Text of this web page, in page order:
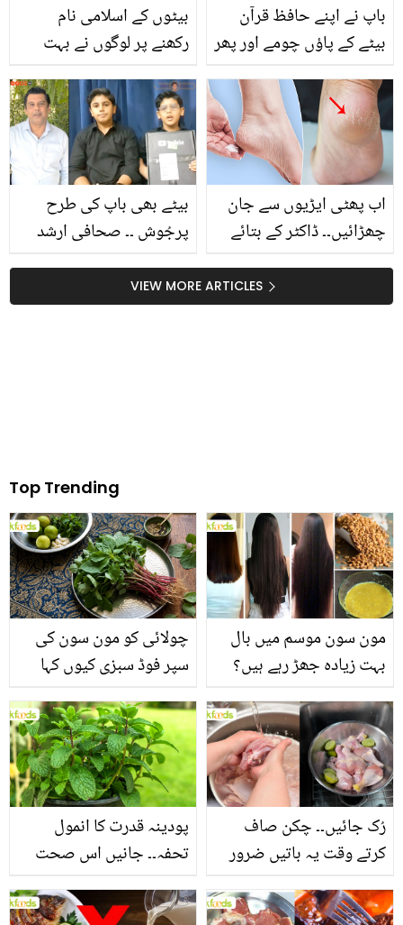
بیٹوں کے اسلامی نام
رکھنے پر لوگوں نے بہت
کچھ کہا۔۔ کرینہ کپور نے
بیٹوں کے اسلامی نام
رکھنے کی وجہ بتا کر سب
کے منہ بند کردیے
باپ نے اپنے حافظ قرآن
بیٹے کے پاؤں چومے اور پھر
۔۔ والد نے بیٹے کے پاؤں
کیوں چومے اور پھر بیٹے
نے کیاکیا؟ جذبات سے
بھرپور ویڈیو
بیٹے بھی باپ کی طرح
پرجُوش ۔۔ صحافی ارشد
شریف کے بیٹوں کی
یوٹیوب کے سلور پلے بٹن
کی ان باکسنگ کرتے ویڈیو
اب پھٹی ایڑیوں سے جان
چھڑائیں۔۔ ڈاکٹر کے بتائے
وہ زبردست طریقے جن کی
مدد سے آپ پھٹی ایڑیوں کا
علاج گھر بیٹھے کر سکتے
VIEW MORE ARTICLES
Top Trending
چولائی کو مون سون کی
سپر فوڈ سبزی کیوں کہا
جاتا ہے؟ جانیں وٹامنز،
منرلز اور اینٹی آکسیڈنٹس
سے بھرپور اس سبزی کے
فائدے
مون سون موسم میں بال
بہت زیادہ جھڑ رہے ہیں؟
جانیں بالوں کو مضبوط
بنانے کے چند قدرتی طریقے
پودینہ قدرت کا انمول
تحفہ۔۔ جانیں اس صحت
بخش پتوں کے 10 حیرت
انگیز طبی فوائد
رُک جائیں۔۔ چکن صاف
کرتے وقت یہ باتیں ضرور
یاد رکھیں